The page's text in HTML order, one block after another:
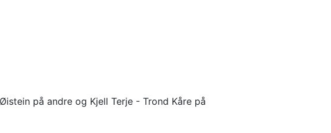
på andre og Kjell Terje - Trond Kåre på